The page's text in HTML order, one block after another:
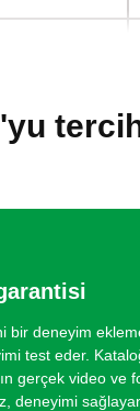
Atış
Atış
Gerçeklikte
Gerçeklik
bir deneyim
test eder.
gerçek video ve
deneyimi